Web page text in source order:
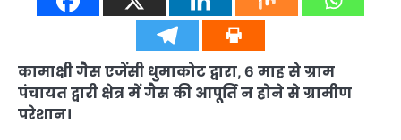
कामाक्षी गैस एजेंसी धुमाकोट द्वारा, 6 माह से ग्राम
पंचायत द्वारी क्षेत्र में गैस की आपूर्ति न होने से ग्रामीण
परेशान।